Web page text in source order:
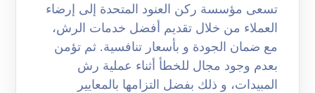
تسعى مؤسسة ركن العنود المتحدة إلى إرضاء
العملاء من خلال تقديم أفضل خدمات الرش،
مع ضمان الجودة و بأسعار تنافسية. ثم تؤمن
بعدم وجود مجال للخطأ أثناء عملية رش
المبيدات، و ذلك بفضل التزامها بالمعايير